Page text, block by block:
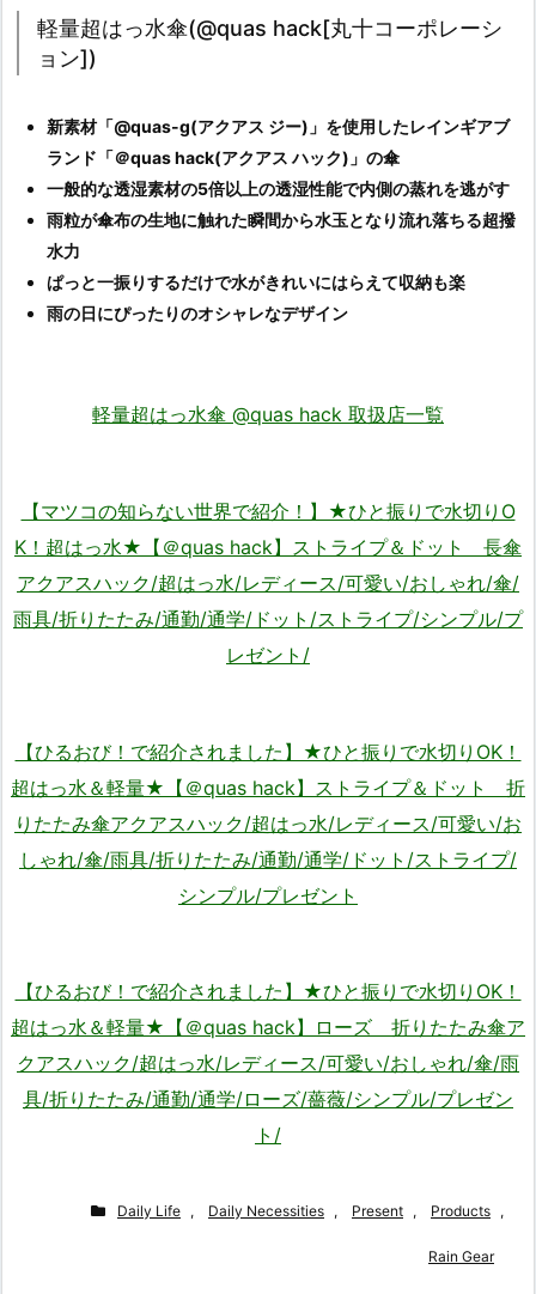
軽量超はっ水傘(@quas hack[丸十コーポレーシ
ョン])
新素材「@quas-g(アクアス ジー)」を使用したレインギアブ
ランド「＠quas hack(アクアス ハック)」の傘
一般的な透湿素材の5倍以上の透湿性能で内側の蒸れを逃がす
雨粒が傘布の生地に触れた瞬間から水玉となり流れ落ちる超撥
水力
ぱっと一振りするだけで水がきれいにはらえて収納も楽
雨の日にぴったりのオシャレなデザイン
軽量超はっ水傘 @quas hack 取扱店一覧
【マツコの知らない世界で紹介！】★ひと振りで水切りO
K！超はっ水★【＠quas hack】ストライプ＆ドット 長傘
アクアスハック/超はっ水/レディース/可愛い/おしゃれ/傘/
雨具/折りたたみ/通勤/通学/ドット/ストライプ/シンプル/プ
レゼント/
【ひるおび！で紹介されました】★ひと振りで水切りOK！
超はっ水＆軽量★【＠quas hack】ストライプ＆ドット 折
りたたみ傘アクアスハック/超はっ水/レディース/可愛い/お
しゃれ/傘/雨具/折りたたみ/通勤/通学/ドット/ストライプ/
シンプル/プレゼント
【ひるおび！で紹介されました】★ひと振りで水切りOK！
超はっ水＆軽量★【＠quas hack】ローズ 折りたたみ傘ア
クアスハック/超はっ水/レディース/可愛い/おしゃれ/傘/雨
具/折りたたみ/通勤/通学/ローズ/薔薇/シンプル/プレゼン
ト/
Daily Life , Daily Necessities , Present , Products ,
Rain Gear